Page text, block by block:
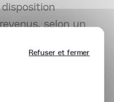
selon un
compte joint.
Refuser et fermer